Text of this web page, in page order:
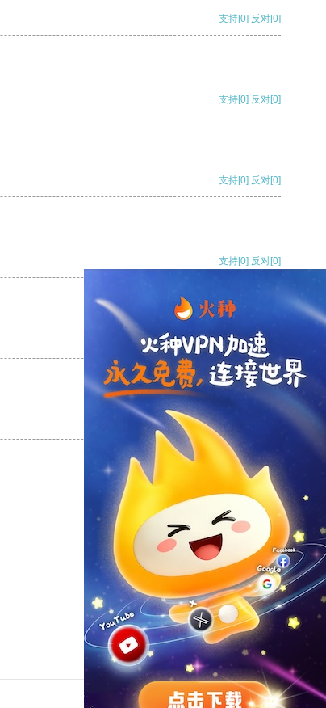
支持[0] 反对[0]
支持[0] 反对[0]
支持[0] 反对[0]
支持[0] 反对[0]
支持[0] 反对
支持
反对 [0]
支持[0] 反对[0]